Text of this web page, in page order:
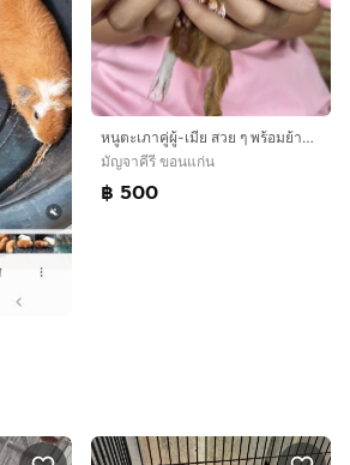
หนูตะเภาคู่ผู้-เมีย สวย ๆ พร้อมย้ายบ้านค่ะ
มัญจาคีรี ขอนแก่น
฿ 500